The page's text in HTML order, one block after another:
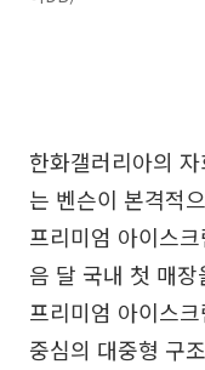
한화갤러리아의
는 벤슨이 본격적
프리미엄 아이스
음 달 국내 첫 매
프리미엄 아이스
중심의 대중형 구